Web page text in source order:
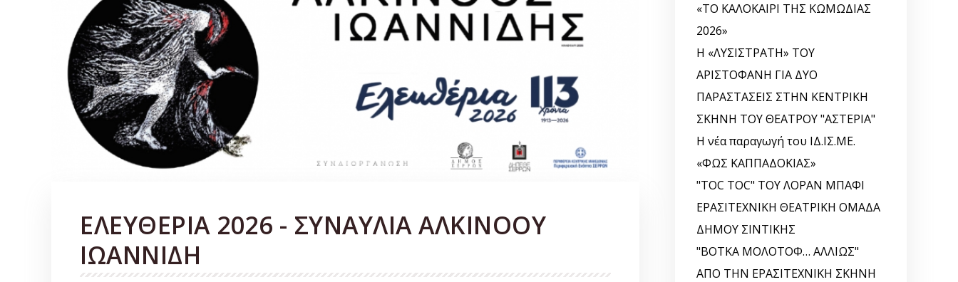
ΕΛΕΥΘΕΡΙΑ 2026 - ΣΥΝΑΥΛΙΑ ΑΛΚΙΝΟΟΥ
ΙΩΑΝΝΙΔΗ
«ΤΟ ΚΑΛΟΚΑΙΡΙ ΤΗΣ ΚΩΜΩΔΙΑΣ
2026»
Η «ΛΥΣΙΣΤΡΑΤΗ» ΤΟΥ
ΑΡΙΣΤΟΦΑΝΗ ΓΙΑ ΔΥΟ
ΠΑΡΑΣΤΑΣΕΙΣ ΣΤΗΝ ΚΕΝΤΡΙΚΗ
ΣΚΗΝΗ ΤΟΥ ΘΕΑΤΡΟΥ "ΑΣΤΕΡΙΑ"
Η νέα παραγωγή του ΙΔ.ΙΣ.ΜΕ.
«ΦΩΣ ΚΑΠΠΑΔΟΚΙΑΣ»
"TOC TOC" ΤΟΥ ΛΟΡΑΝ ΜΠΑΦΙ
ΕΡΑΣΙΤΕΧΝΙΚΗ ΘΕΑΤΡΙΚΗ ΟΜΑΔΑ
ΔΗΜΟΥ ΣΙΝΤΙΚΗΣ
"ΒΟΤΚΑ ΜΟΛΟΤΟΦ… ΑΛΛΙΩΣ"
ΑΠΟ ΤΗΝ ΕΡΑΣΙΤΕΧΝΙΚΗ ΣΚΗΝΗ